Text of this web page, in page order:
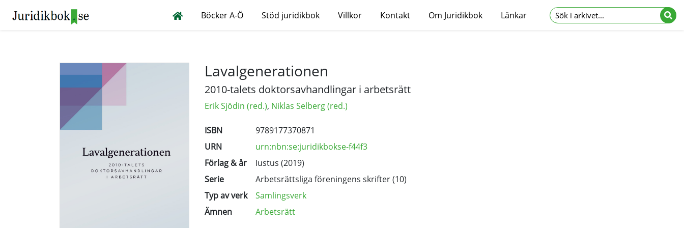
Böcker A-Ö Stöd juridikbok Villkor Kontakt Om Juridikbok Länkar
Lavalgenerationen
2010-talets doktorsavhandlingar i arbetsrätt
Erik Sjödin (red.), Niklas Selberg (red.)
ISBN
9789177370871
URN
urn:nbn:se:juridikbokse-f44f3
Förlag & år
Iustus (2019)
Serie
Arbetsrättsliga föreningens skrifter(10)
Typ av verk
Samlingsverk
Ämnen
Arbetsrätt